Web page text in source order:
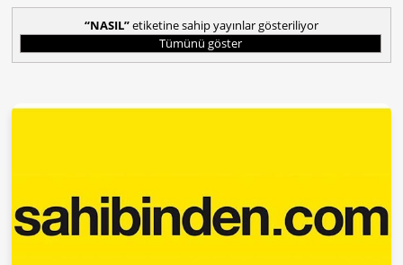
NASIL etiketine sahip yayınlar gösteriliyor
Tümünü göster